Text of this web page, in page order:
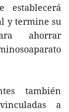
establecerá
y termine su
ahorrar
también
a